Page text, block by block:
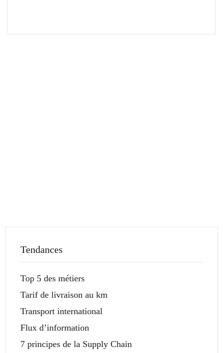
Tendances
Top 5 des métiers
Tarif de livraison au km
Transport international
Flux d’information
7 principes de la Supply Chain